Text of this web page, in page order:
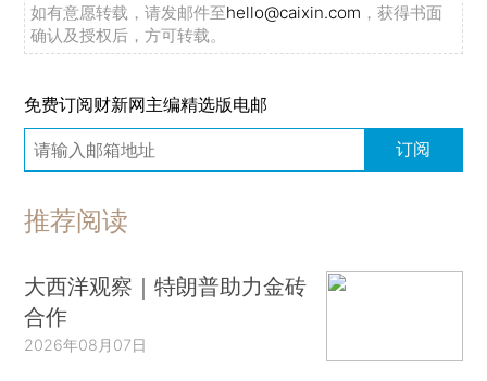
如有意愿转载，请发邮件至hello@caixin.com ，获得书面
确认及授权后，方可转载。
免费订阅财新网主编精选版电邮
订阅
推荐阅读
大西洋观察｜特朗普助力金砖
合作
2026年08月07日